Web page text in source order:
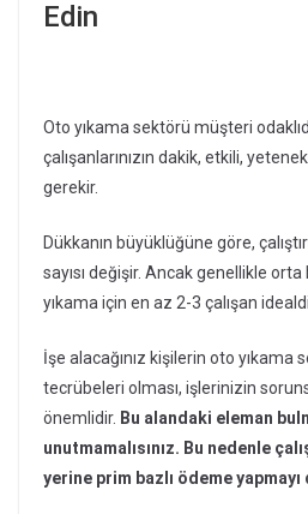
Edin
Oto yıkama sektörü müşteri
çalışanlarınızın dakik, etkili,
gerekir.
Dükkanın büyüklüğüne göre,
sayısı değişir. Ancak genellikle
yıkama için en az 2-3 çalışan
İşe alacağınız kişilerin oto yıkama
tecrübeleri olması, işlerinizin
önemlidir. Bu alandaki eleman
unutmamalısınız. Bu nedenle
yerine prim bazlı ödeme